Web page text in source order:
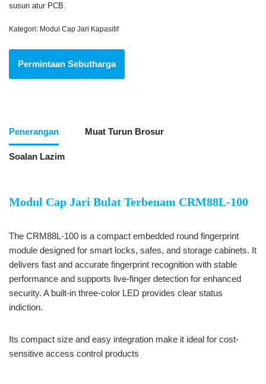
susun atur PCB.
Kategori: Modul Cap Jari Kapasitif
Permintaan Sebutharga
Penerangan Muat Turun Brosur
Soalan Lazim
Modul Cap Jari Bulat Terbenam CRM88L-100
The CRM88L-100 is a compact embedded round fingerprint
module designed for smart locks, safes, and storage cabinets. It
delivers fast and accurate fingerprint recognition with stable
performance and supports live-finger detection for enhanced
security. A built-in three-color LED provides clear status
indiction.
Its compact size and easy integration make it ideal for cost-
sensitive access control products